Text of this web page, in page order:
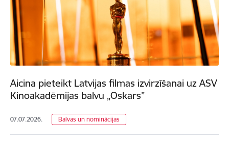
Aicina pieteikt Latvijas filmas izvirzīšanai uz ASV
Kinoakadēmijas balvu „Oskars”
07.07.2026. Balvas un nominācijas